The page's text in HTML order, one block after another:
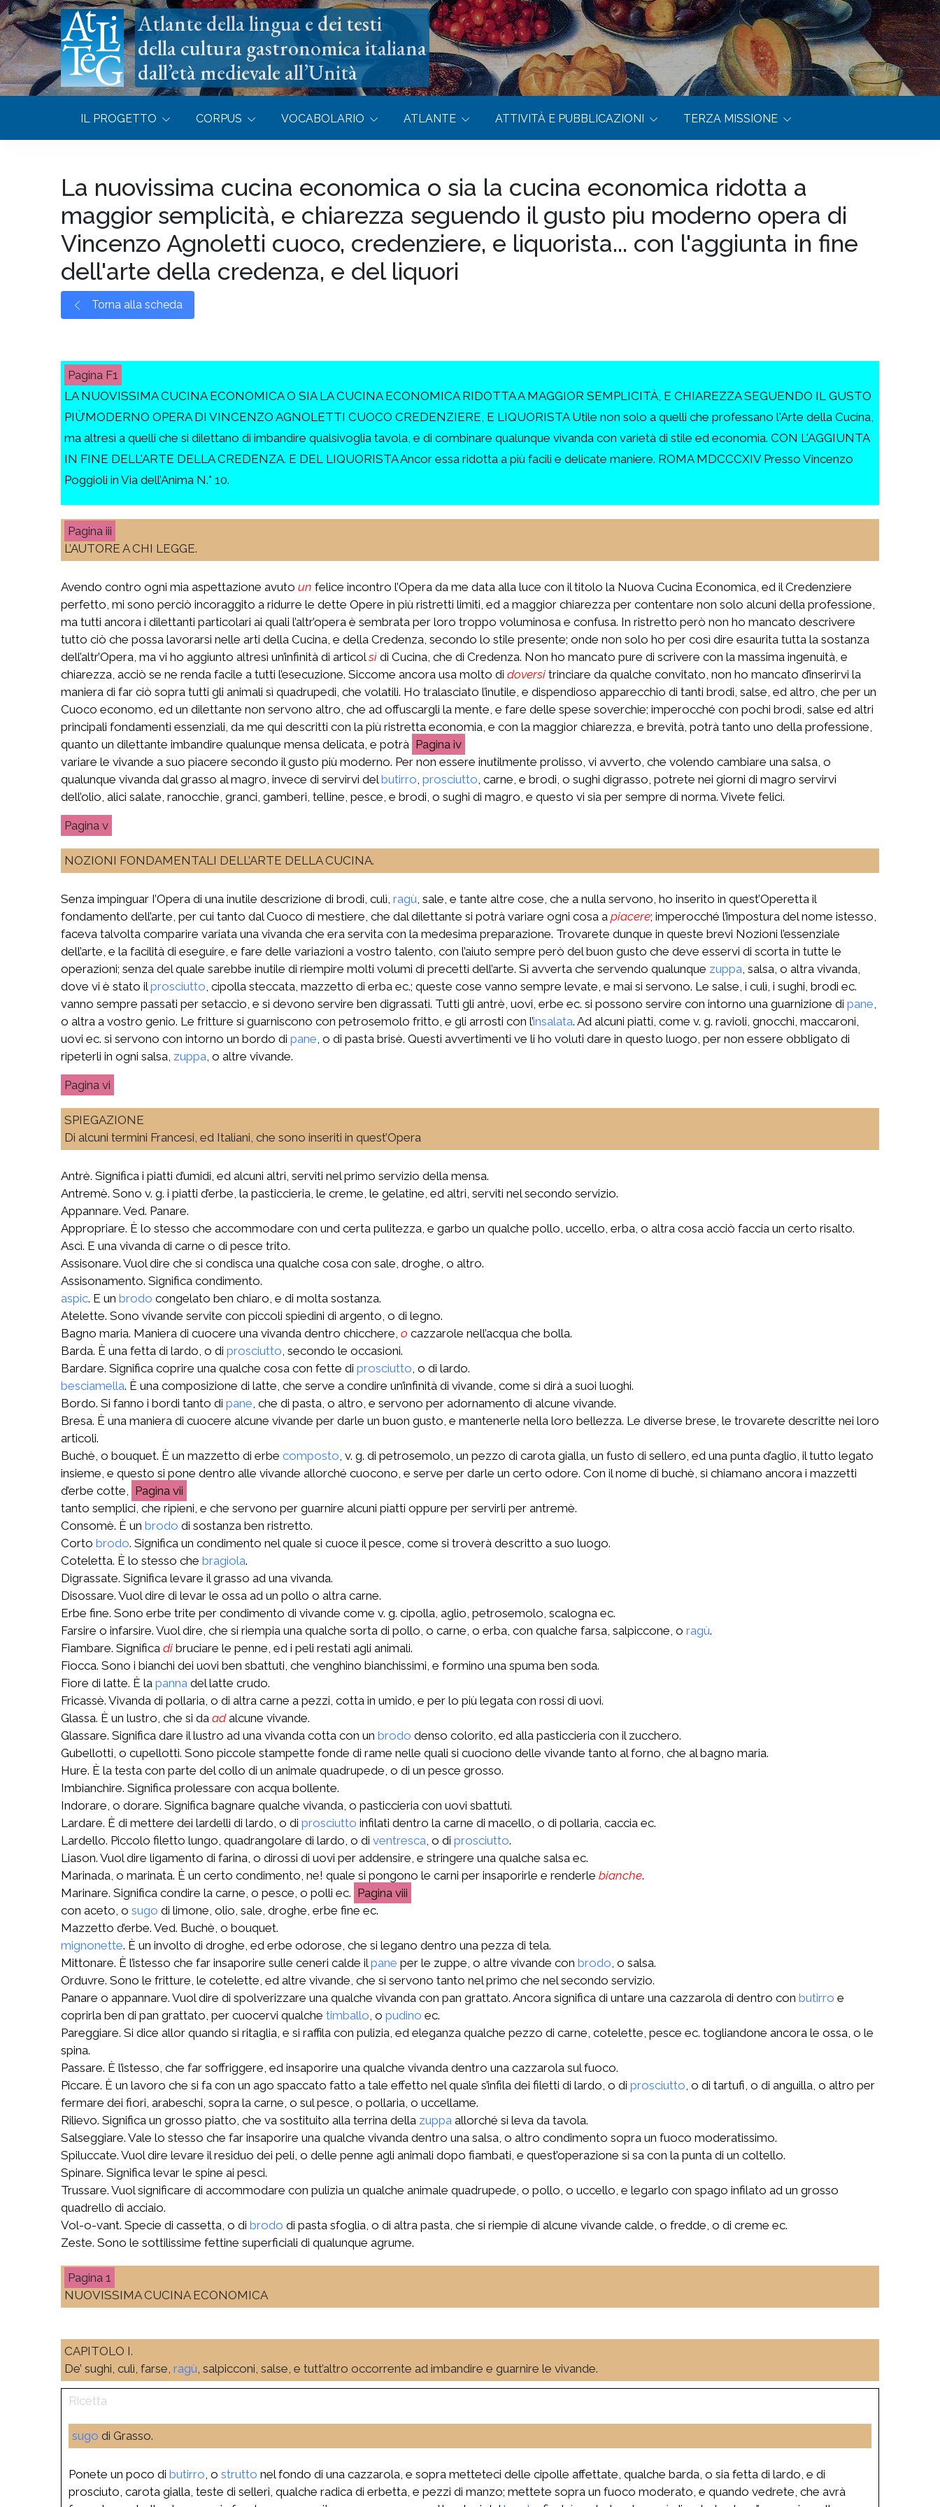
Atlante della lingua e dei testi
della cultura gastronomica italiana
dall’età medievale all’Unità
IL PROGETTO CORPUS VOCABOLARIO ATLANTE ATTIVITÀ E PUBBLICAZIONI TERZA MISSIONE
La nuovissima cucina economica o sia la cucina economica ridotta a
maggior semplicità, e chiarezza seguendo il gusto piu moderno opera di
Vincenzo Agnoletti cuoco, credenziere, e liquorista... con l'aggiunta in fine
dell'arte della credenza, e del liquori
Torna alla scheda
F1
LA NUOVISSIMA CUCINA ECONOMICA O SIA LA CUCINA ECONOMICA RIDOTTA A MAGGIOR SEMPLICITÀ, E CHIAREZZA SEGUENDO IL GUSTO
PIÙ’MODERNO OPERA DI VINCENZO AGNOLETTI CUOCO CREDENZIERE, E LIQUORISTA Utile non solo a quelli che professano l'Arte della Cucina,
ma altresì a quelli che si dilettano di imbandire qualsivoglia tavola, e di combinare qualunque vivanda con varietà di stile ed economia. CON L'AGGIUNTA
IN FINE DELL'ARTE DELLA CREDENZA. E DEL LIQUORISTA Ancor essa ridotta a più facili e delicate maniere. ROMA MDCCCXIV Presso Vincenzo
Poggioli in Via dell’Anima N.° 10.
iii
L’AUTORE A CHI LEGGE.
Avendo contro ogni mia aspettazione avuto un felice incontro l’Opera da me data alla luce con il titolo la Nuova Cucina Economica, ed il Credenziere
perfetto, mi sono perciò incoraggito a ridurre le dette Opere in più ristretti limiti, ed a maggior chiarezza per contentare non solo alcuni della professione,
ma tutti ancora i dilettanti particolari ai quali l’altr’opera è sembrata per loro troppo voluminosa e confusa. In ristretto però non ho mancato descrivere
tutto ciò che possa lavorarsi nelle arti della Cucina, e della Credenza, secondo lo stile presente; onde non solo ho per così dire esaurita tutta la sostanza
dell’altr’Opera, ma vi ho aggiunto altresì un’infinità di articolsì di Cucina, che di Credenza. Non ho mancato pure di scrivere con la massima ingenuità, e
chiarezza, acciò se ne renda facile a tutti l’esecuzione. Siccome ancora usa molto di doversi trinciare da qualche convitato, non ho mancato d’inserirvi la
maniera di far ciò sopra tutti gli animali sì quadrupedi, che volatili. Ho tralasciato l’inutile, e dispendioso apparecchio di tanti brodi, salse, ed altro, che per un
Cuoco economo, ed un dilettante non servono altro, che ad offuscargli la mente, e fare delle spese soverchie; imperocché con pochi brodi, salse ed altri
principali fondamenti essenziali, da me qui descritti con la più ristretta economia, e con la maggior chiarezza, e brevità, potrà tanto uno della professione,
quanto un dilettante imbandire qualunque mensa delicata, e potrà
iv
variare le vivande a suo piacere secondo il gusto più moderno. Per non essere inutilmente prolisso, vi avverto, che volendo cambiare una salsa, o
qualunque vivanda dal grasso al magro, invece di servirvi delbutirro prosciutto , carne, e brodi, o sughi digrasso, potrete nei giorni di magro servirvi
dell’olio, alici salate, ranocchie, granci, gamberi, telline, pesce, e brodi, o sughi di magro, e questo vi sia per sempre di norma. Vivete felici.
v
NOZIONI FONDAMENTALI DELL’ARTE DELLA CUCINA.
Senza impinguar I’Opera di una inutile descrizione di brodi, culì, ragù , sale, e tante altre cose, che a nulla servono, ho inserito in quest’Operetta il
fondamento dell’arte, per cui tanto dal Cuoco di mestiere, che dal dilettante si potrà variare ogni cosa a piacere; imperocché l’impostura del nome istesso,
faceva talvolta comparire variata una vivanda che era servita con la medesima preparazione. Trovarete dunque in queste brevi Nozioni l’essenziale
dell’arte, e la facilità di eseguire, e fare delle variazioni a vostro talento, con l’aiuto sempre però del buon gusto che deve esservi di scorta in tutte le
operazioni; senza del quale sarebbe inutile di riempire molti volumi di precetti dell’arte. Si avverta che servendo qualunque zuppa , salsa, o altra vivanda,
dove vi è stato ilprosciutto , cipolla steccata, mazzetto di erba ec.; queste cose vanno sempre levate, e mai si servono. Le salse, i culì, i sughi, brodi ec.
vanno sempre passati per setaccio, e si devono servire ben digrassati. Tutti gli antrè, uovi, erbe ec. si possono servire con intorno una guarnizione di pane
o altra a vostro genio. Le fritture si guarniscono con petrosemolo fritto, e gli arrosti con l’insalata. Ad alcuni piatti, come v. g. ravioli, gnocchi, maccaroni,
uovi ec. si servono con intorno un bordo di pane , o di pasta brisè. Questi avvertimenti ve li ho voluti dare in questo luogo, per non essere obbligato di
ripeterli in ogni salsa, zuppa , o altre vivande.
vi
SPIEGAZIONE
Di alcuni termini Francesi, ed Italiani, che sono inseriti in quest’Opera
Antrè. Significa i piatti d’umidi, ed alcuni altri, serviti nel primo servizio della mensa.
Antremè. Sono v. g. i piatti d’erbe, la pasticcieria, le creme, le gelatine, ed altri, serviti nel secondo servizio.
Appannare. Ved. Panare.
Appropriare. È lo stesso che accommodare con und certa pulitezza, e garbo un qualche pollo, uccello, erba, o altra cosa acciò faccia un certo risalto.
Ascì. E una vivanda di carne o di pesce trito.
Assisonare. Vuol dire che si condisca una qualche cosa con sale, droghe, o altro.
Assisonamento. Significa condimento.
aspic. E un brodo congelato ben chiaro, e di molta sostanza.
Atelette. Sono vivande servite con piccoli spiedini di argento, o di legno.
Bagno maria. Maniera di cuocere una vivanda dentro chicchere, o cazzarole nell’acqua che bolla.
Barda. È una fetta di lardo, o di prosciutto , secondo le occasioni.
Bardare. Significa coprire una qualche cosa con fette di prosciutto , o di lardo.
besciamella. È una composizione di latte, che serve a condire un’infinità di vivande, come si dirà a suoi luoghi.
Bordo. Si fanno i bordi tanto di pane , che di pasta, o altro, e servono per adornamento di alcune vivande.
Bresa. È una maniera di cuocere alcune vivande per darle un buon gusto, e mantenerle nella loro bellezza. Le diverse brese, le trovarete descritte nei loro
articoli.
Buchè, o bouquet. È un mazzetto di erbe composto , v. g. di petrosemolo, un pezzo di carota gialla, un fusto di sellero, ed una punta d’aglio, il tutto legato
insieme, e questo si pone dentro alle vivande allorché cuocono, e serve per darle un certo odore. Con il nome di buchè, si chiamano ancora i mazzetti
d’erbe cotte,
vii
tanto semplici, che ripieni, e che servono per guarnire alcuni piatti oppure per servirli per antremè.
Consomè. È un brodo di sostanza ben ristretto.
Corto brodo. Significa un condimento nel quale si cuoce il pesce, come si troverà descritto a suo luogo.
Coteletta. È lo stesso che bragiola.
Digrassate. Significa levare il grasso ad una vivanda.
Disossare. Vuol dire di levar le ossa ad un pollo o altra carne.
Erbe fine. Sono erbe trite per condimento di vivande come v. g. cipolla, aglio, petrosemolo, scalogna ec.
Farsire o infarsire. Vuol dire, che si riempia una qualche sorta di pollo, o carne, o erba, con qualche farsa, salpiccone, o ragù.
Fiambare. Significa di bruciare le penne, ed i peli restati agli animali.
Fiocca. Sono i bianchi dei uovi ben sbattuti, che venghino bianchissimi, e formino una spuma ben soda.
Fiore di latte. È la panna del latte crudo.
Fricassè. Vivanda di pollaria, o di altra carne a pezzi, cotta in umido, e per lo più legata con rossi di uovi.
Glassa. È un lustro, che si da adalcune vivande.
Glassare. Significa dare il lustro ad una vivanda cotta con un brodo denso colorito, ed alla pasticcieria con il zucchero.
Gubellotti, o cupellotti. Sono piccole stampette fonde di rame nelle quali si cuociono delle vivande tanto al forno, che al bagno maria.
Hure. È la testa con parte del collo di un animale quadrupede, o di un pesce grosso.
Imbianchire. Significa prolessare con acqua bollente.
Indorare, o dorare. Significa bagnare qualche vivanda, o pasticcieria con uovi sbattuti.
Lardare. È di mettere dei lardelli di lardo, o di prosciutto infilati dentro la carne di macello, o di pollaria, caccia ec.
Lardello. Piccolo filetto lungo, quadrangolare di lardo, o di ventresca , o di prosciutto.
Liason. Vuol dire ligamento di farina, o dirossi di uovi per addensire, e stringere una qualche salsa ec.
Marinada, o marinata. È un certo condimento, ne! quale si pongono le carni per insaporirle e renderle bianche.
Marinare. Significa condire la carne, o pesce, o polli ec.
viii
con aceto, o sugo di limone, olio, sale, droghe, erbe fine ec.
Mazzetto d’erbe. Ved. Buchè, o bouquet.
mignonette. È un involto di droghe, ed erbe odorose, che si legano dentro una pezza di tela.
Mittonare. È l’istesso che far insaporire sulle ceneri calde ilpane per le zuppe, o altre vivande con brodo , o salsa.
Orduvre. Sono le fritture, le cotelette, ed altre vivande, che si servono tanto nel primo che nel secondo servizio.
Panare o appannare. Vuol dire di spolverizzare una qualche vivanda con pan grattato. Ancora significa di untare una cazzarola di dentro con butirro e
coprirla ben di pan grattato, per cuocervi qualche timballo , o pudino ec.
Pareggiare. Si dice allor quando si ritaglia, e si raffila con pulizia, ed eleganza qualche pezzo di carne, cotelette, pesce ec. togliandone ancora le ossa, o le
spina.
Passare. È l’istesso, che far soffriggere, ed insaporire una qualche vivanda dentro una cazzarola sul fuoco.
Piccare. È un lavoro che si fa con un ago spaccato fatto a tale effetto nel quale s’infila dei filetti di lardo, o di prosciutto , o di tartufi, o di anguilla, o altro per
fermare dei fiori, arabeschi, sopra la carne, o sul pesce, o pollaria, o uccellame.
Rilievo. Significa un grosso piatto, che va sostituito alla terrina della zuppa allorché si leva da tavola.
Salseggiare. Vale lo stesso che far insaporire una qualche vivanda dentro una salsa, o altro condimento sopra un fuoco moderatissimo.
Spiluccate. Vuol dire levare il residuo dei peli, o delle penne agli animali dopo fiambati, e quest’operazione si sa con la punta di un coltello.
Spinare. Significa levar le spine ai pesci.
Trussare. Vuol significare di accommodare con pulizia un qualche animale quadrupede, o pollo, o uccello, e legarlo con spago infilato ad un grosso
quadrello di acciaio.
Vol-o-vant. Specie di cassetta, o di brodo di pasta sfoglia, o di altra pasta, che si riempie di alcune vivande calde, o fredde, o di creme ec.
Zeste. Sono le sottilissime fettine superficiali di qualunque agrume.
1
NUOVISSIMA CUCINA ECONOMICA
CAPITOLO I.
De’ sughi, culì, farse, ragù , salpicconi, salse, e tutt’altro occorrente ad imbandire e guarnire le vivande.
sugo di Grasso.
Ponete un poco di butirro , o strutto nel fondo di una cazzarola, e sopra metteteci delle cipolle affettate, qualche barda, o sia fetta di lardo, e di
prosciuto, carota gialla, teste di selleri, qualche radica di erbetta, e pezzi di manzo; mettete sopra un fuoco moderato, e quando vedrete, che avrà